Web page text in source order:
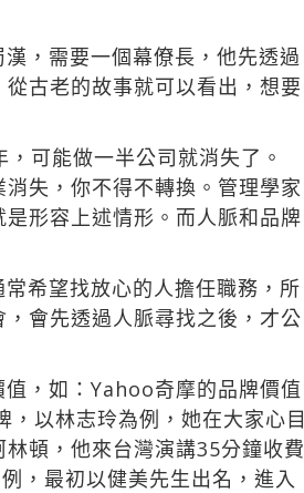
，需要一個幕僚長，他先透過
古老的故事就可以看出，想要
可能做一半公司就消失了。
失，你不得不轉換。管理學家
形容上述情形。而人脈和品牌
希望找放心的人擔任職務，所
會先透過人脈尋找之後，才公
，如：Yahoo奇摩的品牌價值
以林志玲為例，她在大家心目
頓，他來台灣演講35分鐘收費
，最初以健美先生出名，進入